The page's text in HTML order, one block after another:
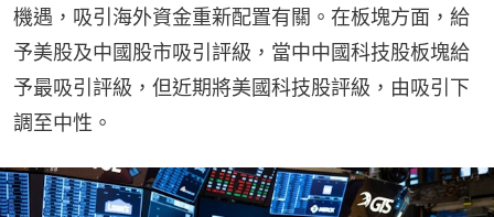
機遇，吸引海外資金重新配置有關。在板塊方面，給
予美股及中國股市吸引評級，當中中國科技股板塊給
予最吸引評級，但近期將美國科技股評級，由吸引下
調至中性。